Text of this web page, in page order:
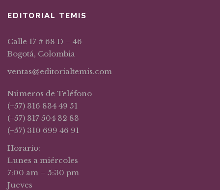
EDITORIAL TEMIS
Calle 17 # 68 D – 46
Bogotá, Colombia
ventas@editorialtemis.com
Números de Teléfono
(+57) 316 834 49 51
(+57) 317 504 32 83
(+57) 310 699 46 91
Horario:
Lunes a miércoles
7:00 am – 5:30 pm
Jueves